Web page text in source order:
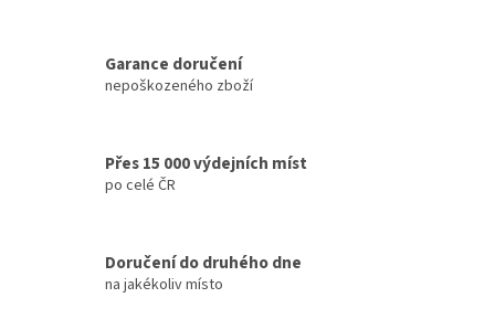
Garance doručení
nepoškozeného zboží
Přes 15 000 výdejních míst
po celé ČR
Doručení do druhého dne
na jakékoliv místo